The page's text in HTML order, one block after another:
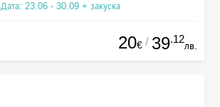
Дата: 23.06 - 30.09 + закуска
20€ / 39.12
лв.